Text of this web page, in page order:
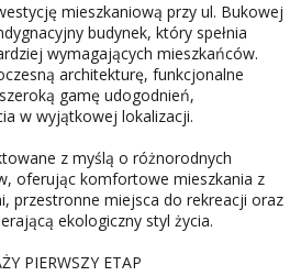
mieszkaniową przy ul. Bukowej
budynek, który spełnia
wymagających mieszkańców.
architekturę, funkcjonalne
gamę udogodnień,
w wyjątkowej lokalizacji.
z myślą o różnorodnych
oferując komfortowe mieszkania z
przestronne miejsca do rekreacji oraz
ekologiczny styl życia.
PIERWSZY ETAP